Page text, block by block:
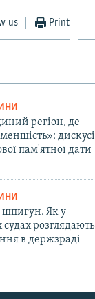
us Print
регіон, де
пам'ятної дати
шпигун. Як у
розглядають
в держзраді